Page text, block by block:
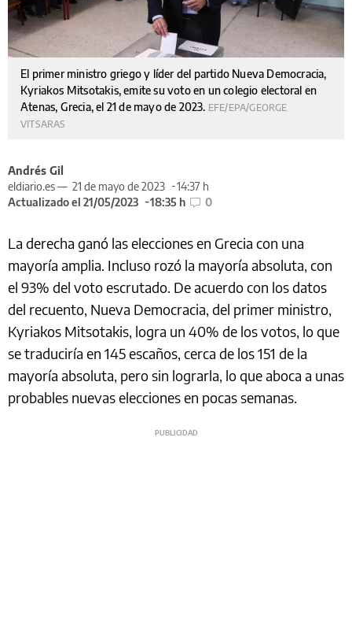
El primer ministro griego y líder del partido Nueva Democracia,
Kyriakos Mitsotakis, emite su voto en un colegio electoral en
Atenas, Grecia, el 21 de mayo de 2023. EFE/EPA/GEORGE
VITSARAS
Andrés Gil
eldiario.es — 21 de mayo de 2023
14:37 h
Actualizado el 21/05/2023
18:35 h 0
La derecha ganó las elecciones en Grecia con una
mayoría amplia. Incluso rozó la mayoría absoluta, con
el 93% del voto escrutado. De acuerdo con los datos
del recuento, Nueva Democracia, del primer ministro,
Kyriakos Mitsotakis, logra un 40% de los votos, lo que
se traduciría en 145 escaños, cerca de los 151 de la
mayoría absoluta, pero sin lograrla, lo que aboca a unas
probables nuevas elecciones en pocas semanas.